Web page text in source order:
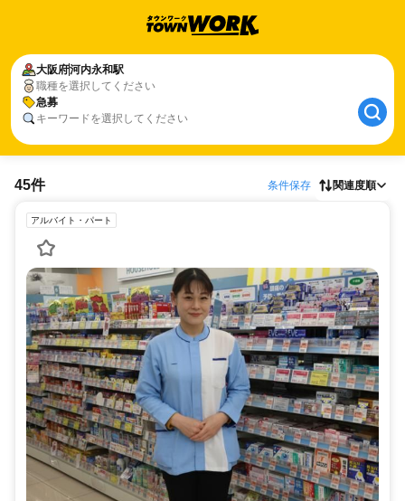
大阪府河内永和駅
職種を選択してください
急募
キーワードを選択してください
45件 条件保存 関連度順
アルバイト・パート